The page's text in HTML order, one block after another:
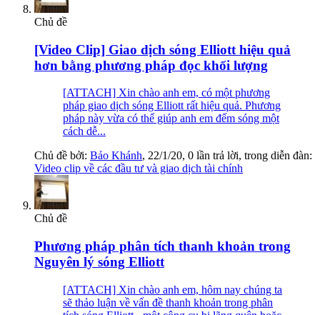
Chủ đề
[Video Clip] Giao dịch sóng Elliott hiệu quả
hơn bằng phương pháp đọc khối lượng
[ATTACH] Xin chào anh em, có một phương
pháp giao dịch sóng Elliott rất hiệu quả. Phương
pháp này vừa có thể giúp anh em đếm sóng một
cách dễ...
Chủ đề bởi: Bảo Khánh, 22/1/20, 0 lần trả lời, trong diễn đàn:
Video clip về các đầu tư và giao dịch tài chính
Chủ đề
Phương pháp phân tích thanh khoản trong
Nguyên lý sóng Elliott
[ATTACH] Xin chào anh em, hôm nay chúng ta
sẽ thảo luận về vấn đề thanh khoản trong phân